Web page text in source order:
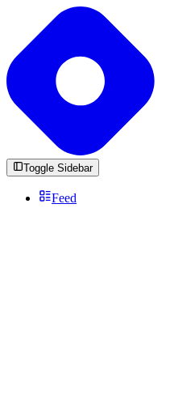
Toggle Sidebar
Feed